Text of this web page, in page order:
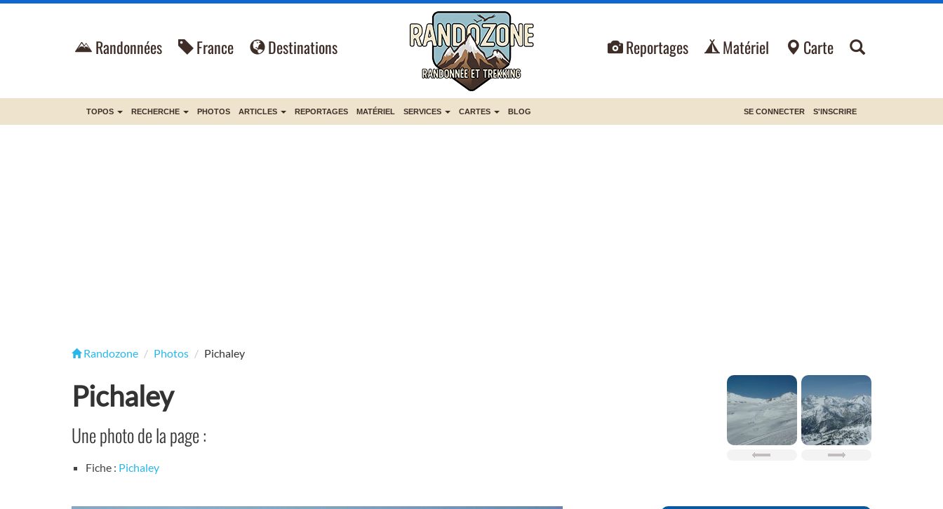
Randonnées France Destinations Reportages Matériel Carte
TOPOS RECHERCHE PHOTOS ARTICLES REPORTAGES MATÉRIEL SERVICES CARTES BLOG SE CONNECTER S'INSCRIRE
Randozone Photos Pichaley
Pichaley
Une photo de la page :
Fiche : Pichaley